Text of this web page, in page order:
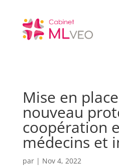
Mise en
nouveau
coopération
médecins et
par | Nov 4, 2022